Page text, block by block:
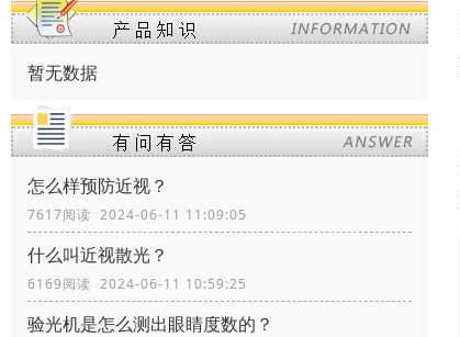
暂无数据
怎么样预防近视？
7617阅读 2024-06-11 11:09:05
什么叫近视散光？
6169阅读 2024-06-11 10:59:25
验光机是怎么测出眼睛度数的？